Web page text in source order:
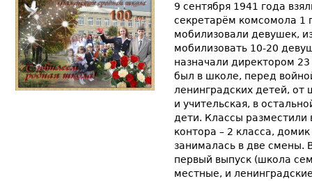
9 сентября 1941 года
секретарём комсомола 1
мобилизовали девушек,
мобилизовать 10-20
назначали директором
был в школе, перед
ленинградских детей, от
и учительская, в
дети. Классы разместили
контора – 2 класса,
занималась в две смены.
первый выпуск (школа
местные, и